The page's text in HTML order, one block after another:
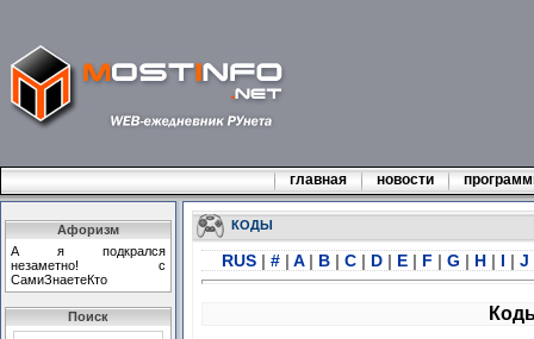
главная новости
Афоризм
А я подкрался
незаметно! c
СамиЗнаетеКто
Поиск
КОДЫ
RUS | # | A | B | C | D | E | F | G | H | I | J